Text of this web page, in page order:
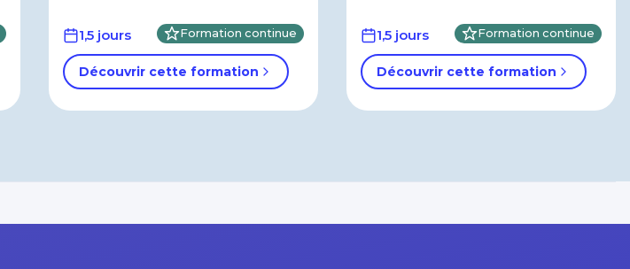
1,5 jours Formation continue
Découvrir cette formation
1,5 jours Formation continue
Découvrir cette formation